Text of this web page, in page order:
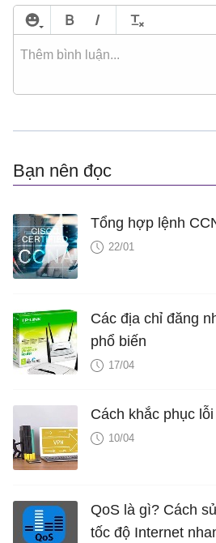
Bạn nên đọc
Tổng hợp lệnh
22/01
Các địa chỉ đăng
phổ biến
17/04
Cách khắc phục
10/04
QoS là gì? Cách
tốc độ Internet